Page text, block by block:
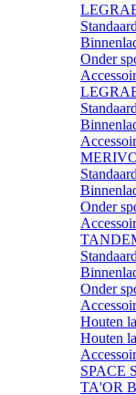
Standaard
Onder
Standaard
Standaard
Onder
Standaard
Onder
Houten
Houten
SPACE
TA'OR